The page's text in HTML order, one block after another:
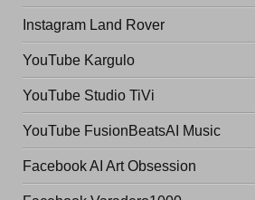
Instagram Land Rover
YouTube Kargulo
YouTube Studio TiVi
YouTube FusionBeatsAI Music
Facebook AI Art Obsession